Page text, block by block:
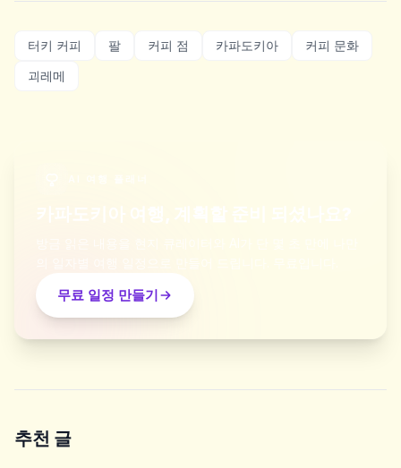
터키 커피 팔 커피 점 카파도키아
커피 문화
괴레메
무료 일정 만들기
추천 글